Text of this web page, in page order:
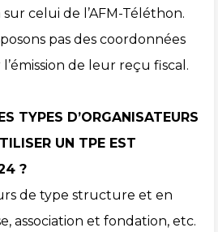
celui de l’AFM-Téléthon.
pas des coordonnées
de leur reçu fiscal.
TYPES D’ORGANISATEURS
UN TPE EST
?
de type structure et en
association et fondation, etc.